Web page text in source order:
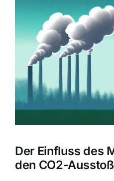
grösseres
Bild
Der Einfluss des
den CO2-Ausstoß